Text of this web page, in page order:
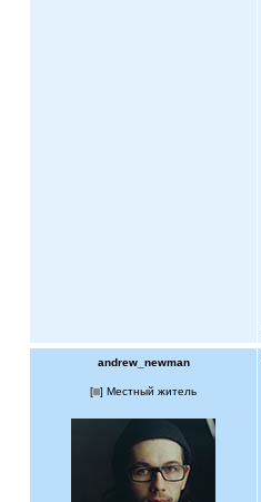
andrew_newman
[ ] Местный житель